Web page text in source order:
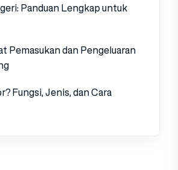
Panduan Lengkap untuk
Pemasukan dan Pengeluaran
Fungsi, Jenis, dan Cara